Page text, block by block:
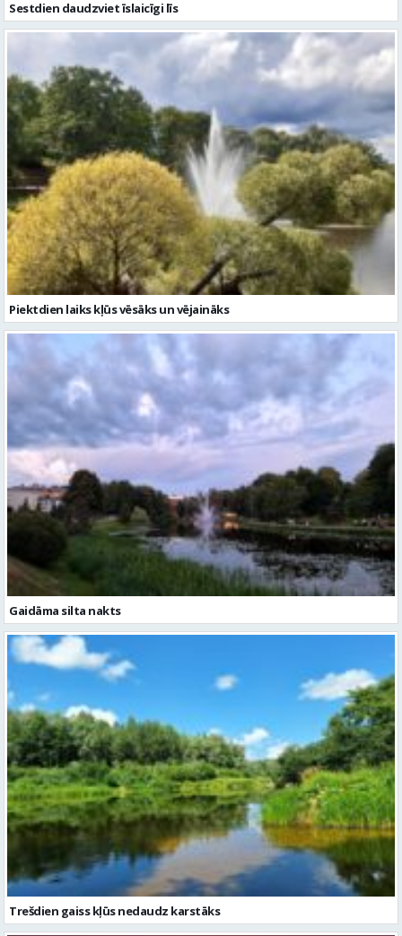
Sestdien daudzviet īslaicīgi līs
Piektdien laiks kļūs vēsāks un vējaināks
Gaidāma silta nakts
Trešdien gaiss kļūs nedaudz karstāks